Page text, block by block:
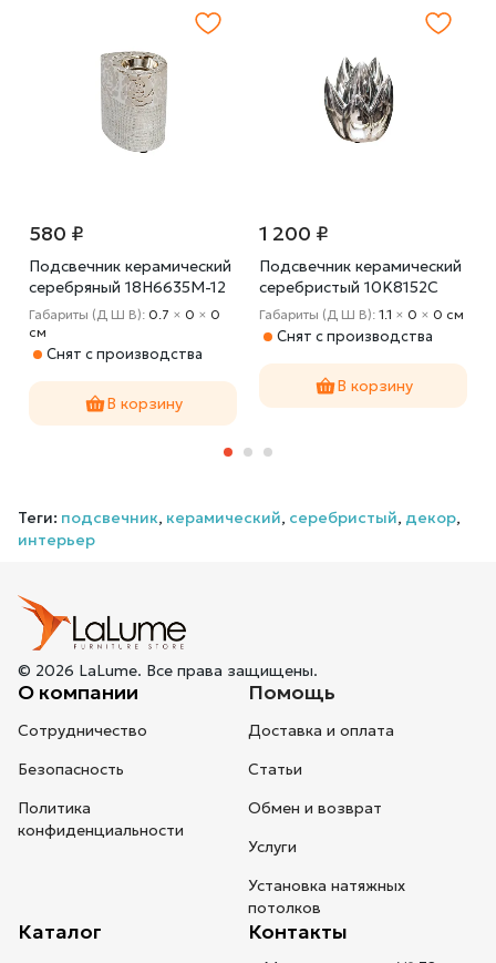
580 ₽
Подсвечник керамический
серебряный 18H6635M-12
Габариты (Д Ш В): 0.7 × 0 × 0
cм
Снят с производства
В корзину
1 200 ₽
Подсвечник керамический
серебристый 10K8152C
Габариты (Д Ш В): 1.1 × 0 × 0 cм
Снят с производства
В корзину
Теги: подсвечник, керамический, серебристый, декор,
интерьер
© 2026 LaLume. Все права защищены.
О компании
Сотрудничество
Безопасность
Политика
конфиденциальности
Помощь
Доставка и оплата
Статьи
Обмен и возврат
Услуги
Установка натяжных
потолков
Каталог Контакты